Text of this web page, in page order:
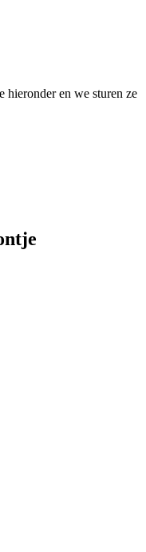
hieronder en we sturen ze